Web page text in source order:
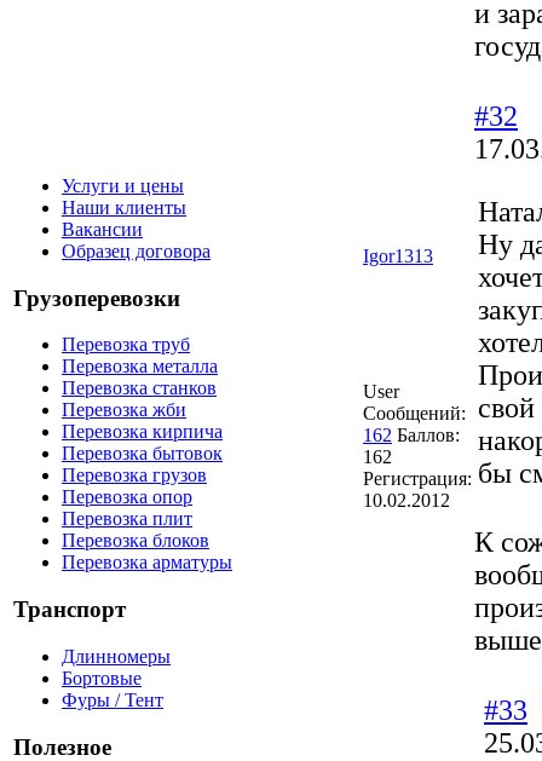
Услуги и цены
Наши клиенты
Вакансии
Образец договора
Грузоперевозки
Перевозка труб
Перевозка металла
Перевозка станков
Перевозка жби
Перевозка кирпича
Перевозка бытовок
Перевозка грузов
Перевозка опор
Перевозка плит
Перевозка блоков
Перевозка арматуры
Транспорт
Длинномеры
Бортовые
Фуры / Тент
Полезное
и
Igor1313
User
Сообщений:
162 Баллов:
162
Регистрация:
10.02.2012
#32
Ну
свой
бы
К
#33